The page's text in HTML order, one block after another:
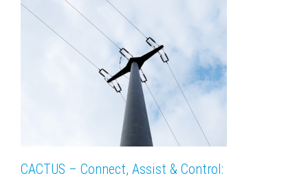
CACTUS – Connect, Assist & Control: